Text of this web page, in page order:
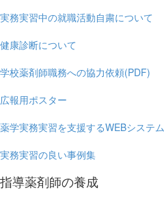
実務実習中の就職活動自粛について
健康診断について
学校薬剤師職務への協力依頼(PDF)
広報用ポスター
薬学実務実習を支援するWEBシステム
実務実習の良い事例集
指導薬剤師の養成